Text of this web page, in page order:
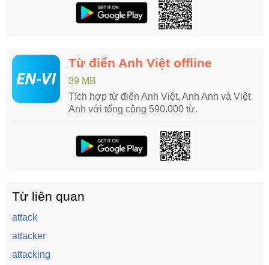
Từ điển Anh Việt offline
39 MB
Tích hợp từ điển Anh Việt, Anh Anh và Việt
Anh với tổng cộng 590.000 từ.
Từ liên quan
attack
attacker
attacking